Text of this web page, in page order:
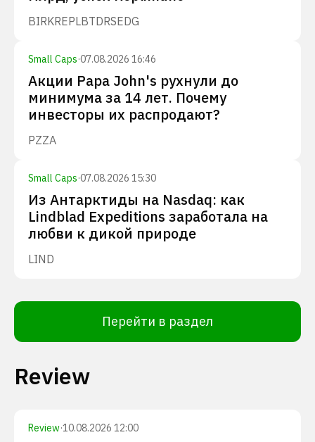
BIRKREPLBTDRSEDG
Small Caps·07.08.2026 16:46
Акции Papa John's рухнули до
минимума за 14 лет. Почему
инвесторы их распродают?
PZZA
Small Caps·07.08.2026 15:30
Из Антарктиды на Nasdaq: как
Lindblad Expeditions заработала на
любви к дикой природе
LIND
Перейти в раздел
Review
Review·10.08.2026 12:00